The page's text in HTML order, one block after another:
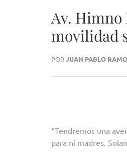
Av. Himno
movilidad
PORJUAN PABLO
“Tendremos una
para ni madres.